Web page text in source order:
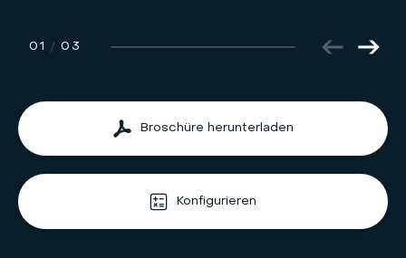
01 / 03
Broschüre herunterladen
Konfigurieren